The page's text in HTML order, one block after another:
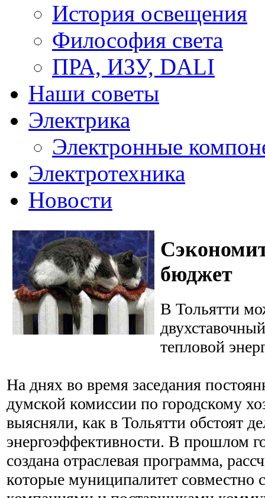
История освещения
Философия света
ПРА, ИЗУ, DALI
Наши советы
Электрика
Электронные
Электротехника
Новости
бюджет
В Тольятти
тепловой
На днях во время заседания
думской комиссии по городскому
выясняли, как в Тольятти обстоят
энергоэффективности. В прошлом
создана отраслевая программа,
которые муниципалитет